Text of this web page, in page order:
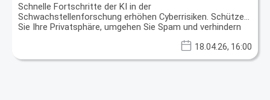
Schnelle Fortschritte der KI in der
Schwachstellenforschung erhöhen Cyberrisiken. Schützen
Sie Ihre Privatsphäre, umgehen Sie Spam und verhindern
18.04.26, 16:00